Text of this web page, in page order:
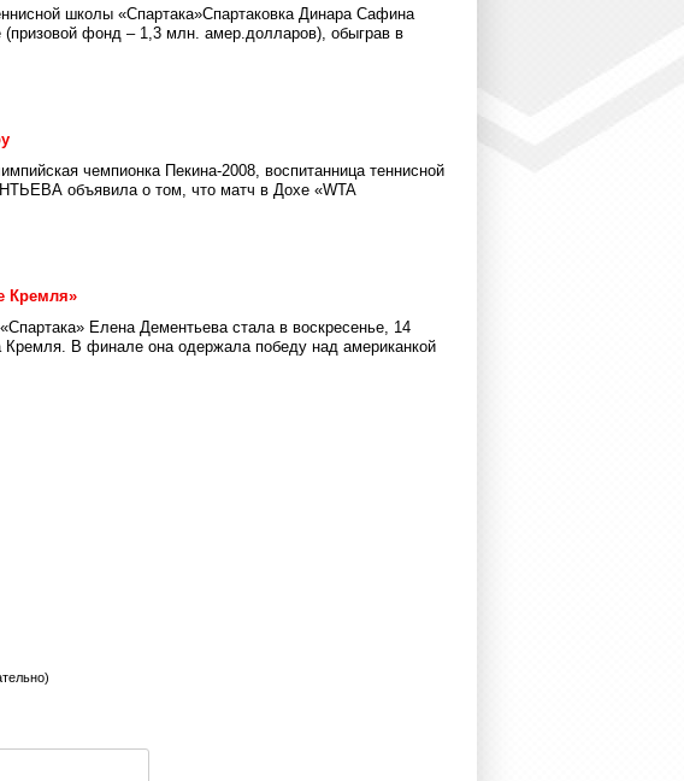
школы «Спартака»Спартаковка Динара Сафина
(призовой фонд – 1,3 млн. амер.долларов), обыграв в
чемпионка Пекина-2008, воспитанница теннисной
объявила о том, что матч в Дохе «WTA
Кремля»
Елена Дементьева стала в воскресенье, 14
Кремля. В финале она одержала победу над американкой